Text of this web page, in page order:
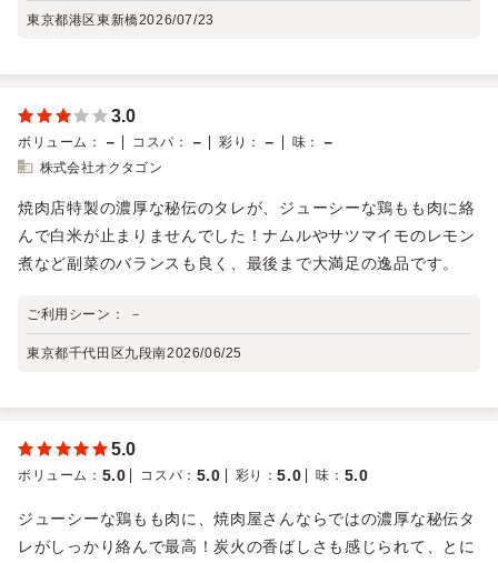
東京都港区東新橋2026/07/23
3.0
ボリューム ： － コスパ ： － 彩り ： － 味 ： －
株式会社オクタゴン
焼肉店特製の濃厚な秘伝のタレが、ジューシーな鶏もも肉に絡
んで白米が止まりませんでした！ナムルやサツマイモのレモン
煮など副菜のバランスも良く、最後まで大満足の逸品です。
ご利用シーン： －
東京都千代田区九段南2026/06/25
5.0
ボリューム ： 5.0 コスパ ： 5.0 彩り ：5.0 味 ： 5.0
ジューシーな鶏もも肉に、焼肉屋さんならではの濃厚な秘伝タ
レがしっかり絡んで最高！炭火の香ばしさも感じられて、とに